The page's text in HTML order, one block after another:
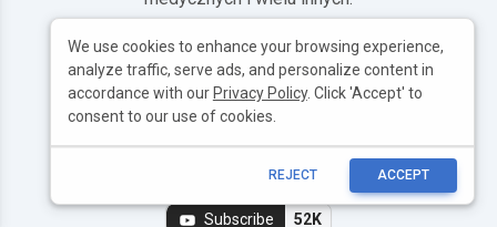
ZNAJDŹ NAS
LinkedIn
Subscribe
52K
We use cookies to enhance your browsing experience,
analyze traffic, serve ads, and personalize content in
accordance with ourPrivacy Policy. Click 'Accept' to
consent to our use of cookies.
REJECT ACCEPT